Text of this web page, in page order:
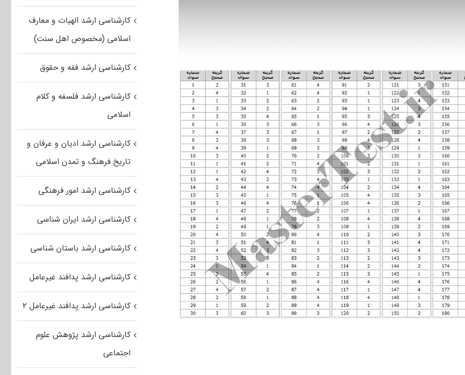
کارشناسی ارشد الهیات و معارف
اسلامی (مخصوص اهل سنت)
کارشناسی ارشد فقه و حقوق
کارشناسی ارشد فلسفه و کلام
اسلامی
کارشناسی ارشد ادیان و عرفان و
تاریخ فرهنگ و تمدن اسلامی
کارشناسی ارشد امور فرهنگی
کارشناسی ارشد ایران شناسی
کارشناسی ارشد باستان شناسی
کارشناسی ارشد پدافند غیرعامل
کارشناسی ارشد پدافند غیرعامل ۲
کارشناسی ارشد پژوهش علوم
اجتماعی